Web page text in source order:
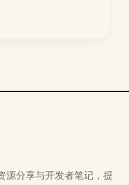
源分享与开发者笔记，提